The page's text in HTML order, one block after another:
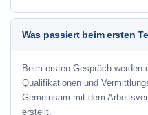
Was passiert beim ersten
Beim ersten Gespräch werden
Qualifikationen und
Gemeinsam mit dem
erstellt.